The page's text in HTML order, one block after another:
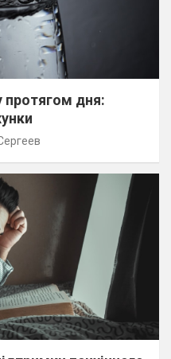
протягом дня: